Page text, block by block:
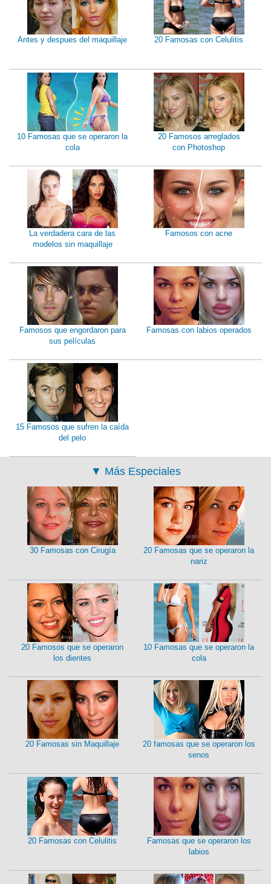
Antes y despues del maquillaje 20 Famosas con Celulitis
10 Famosas que se operaron la
cola
20 Famosos arreglados
con Photoshop
La verdadera cara de las
modelos sin maquillaje
Famosos con acne
Famosos que engordaron para
sus películas
Famosas con labios operados
15 Famosos que sufren la caída
del pelo
▼ Más Especiales
30 Famosas con Cirugía
20 Famosas que se operaron la
nariz
20 Famosos que se operaron
los dientes
10 Famosas que se operaron la
cola
20 Famosas sin Maquillaje
20 famosas que se operaron los
senos
20 Famosas con Celulitis
Famosas que se operaron los
labios